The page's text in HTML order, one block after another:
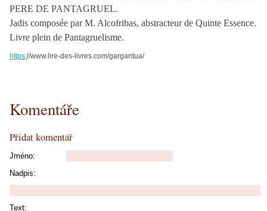
PERE DE PANTAGRUEL.
Jadis composée par M. Alcofribas, abstracteur de Quinte Essence.
Livre plein de Pantagruelisme.
https://www.lire-des-livres.com/gargantua/
Komentáře
Přidat komentář
Jméno:
Nadpis:
Text: